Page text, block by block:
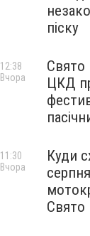
піску
Свято
ЦКД
12:38
Вчора
Куди
Свято
11:30
Вчора